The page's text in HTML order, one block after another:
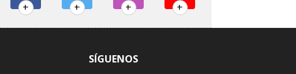
+ + + +
SÍGUENOS